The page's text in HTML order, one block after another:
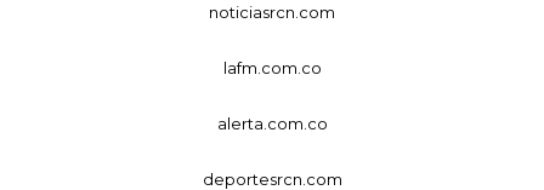
noticiasrcn.com
lafm.com.co
alerta.com.co
deportesrcn.com